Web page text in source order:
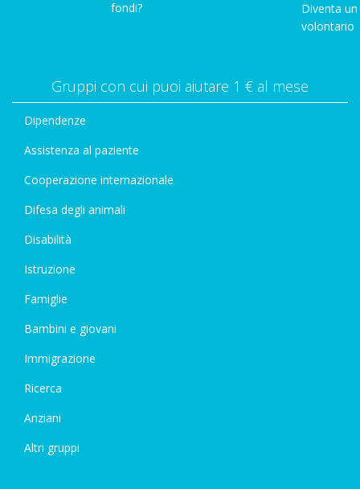
fondi?
Diventa un
volontario
Gruppi con cui puoi aiutare 1 € al mese
Dipendenze
Assistenza al paziente
Cooperazione internazionale
Difesa degli animali
Disabilità
Istruzione
Famiglie
Bambini e giovani
Immigrazione
Ricerca
Anziani
Altri gruppi